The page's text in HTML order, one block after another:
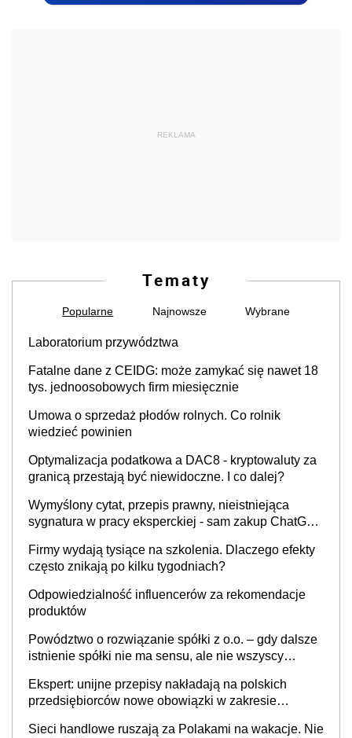
REKLAMA
Tematy
Popularne Najnowsze Wybrane
Laboratorium przywództwa
Fatalne dane z CEIDG: może zamykać się nawet 18
tys. jednoosobowych firm miesięcznie
Umowa o sprzedaż płodów rolnych. Co rolnik
wiedzieć powinien
Optymalizacja podatkowa a DAC8 - kryptowaluty za
granicą przestają być niewidoczne. I co dalej?
Wymyślony cytat, przepis prawny, nieistniejąca
sygnatura w pracy eksperckiej - sam zakup ChatGPT
Firmy wydają tysiące na szkolenia. Dlaczego efekty
często znikają po kilku tygodniach?
Odpowiedzialność influencerów za rekomendacje
produktów
Powództwo o rozwiązanie spółki z o.o. – gdy dalsze
istnienie spółki nie ma sensu, ale nie wszyscy
Ekspert: unijne przepisy nakładają na polskich
przedsiębiorców nowe obowiązki w zakresie
Sieci handlowe ruszają za Polakami na wakacje. Nie